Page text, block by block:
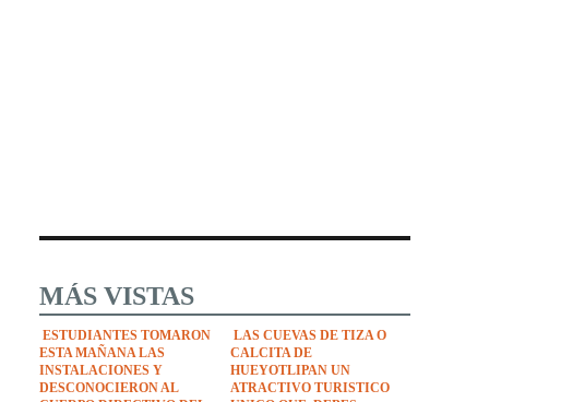
MÁS VISTAS
ESTUDIANTES TOMARON
ESTA MAÑANA LAS
INSTALACIONES Y
DESCONOCIERON AL
LAS CUEVAS DE TIZA O
CALCITA DE
HUEYOTLIPAN UN
ATRACTIVO TURISTICO